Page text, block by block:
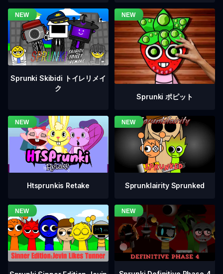
Sprunki Skibidi トイレリメイ
ク
Sprunki ポピット
Htsprunkis Retake Sprunklairity Sprunked